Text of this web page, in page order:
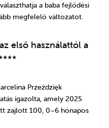
a baba fejlődési
megfelelő változatot.
első használattól a
Przeździęk
igazolta, amely 2025
zajlott 100, 0–6 hónapos